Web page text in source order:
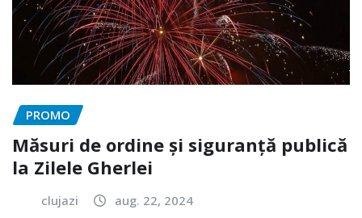
PROMO
Măsuri de ordine și siguranță publică
la Zilele Gherlei
clujazi aug. 22, 2024